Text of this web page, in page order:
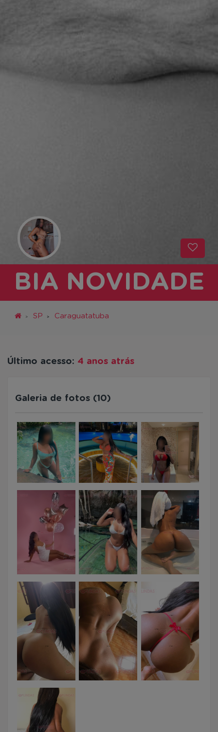
BIA NOVIDADE
SP Caraguatatuba
Último acesso: 4 anos atrás
Galeria de fotos (10)